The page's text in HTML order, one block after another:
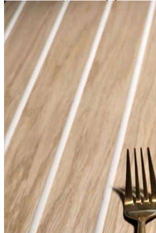
покрытием.
Предназначен для хранения
тарелок, кастрюль, сковородок и
Не требует установки
или фиксаторов.
Подходит для высоких выдвижных
фасада
450-1200 мм.
Может использоваться как внутри
так и на открытых полках.
Для корпусов с толщиной стенок
Для корпусов с толщиной стенок
быть адаптировано путем подрезки
Размеры
Глубина: 473 мм
Высота: 9 мм
Толщина панели: 8 мм
Ширина зависит от системы
ширины корпуса.
Материалы
Материал панели: влагостойкий
(Португалия)
Противоскользящее покрытие: